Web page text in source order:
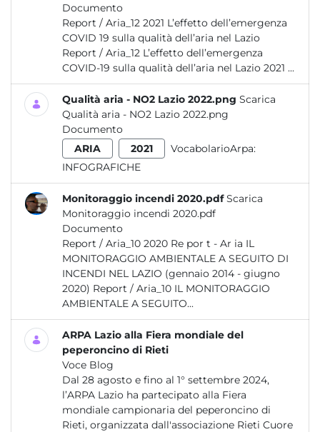
Documento
Report / Aria_12 2021 L’effetto dell’emergenza
COVID 19 sulla qualità dell’aria nel Lazio
Report / Aria_12 L’effetto dell’emergenza
COVID-19 sulla qualità dell’aria nel Lazio 2021 ...
Qualità aria - NO2 Lazio 2022.png Scarica
Qualità aria - NO2 Lazio 2022.png
Documento
ARIA
2021
VocabolarioArpa:
INFOGRAFICHE
Monitoraggio incendi 2020.pdf Scarica
Monitoraggio incendi 2020.pdf
Documento
Report / Aria_10 2020 Re por t - Ar ia IL
MONITORAGGIO AMBIENTALE A SEGUITO DI
INCENDI NEL LAZIO (gennaio 2014 - giugno
2020) Report / Aria_10 IL MONITORAGGIO
AMBIENTALE A SEGUITO...
ARPA Lazio alla Fiera mondiale del
peperoncino di Rieti
Voce Blog
Dal 28 agosto e fino al 1° settembre 2024,
l’ARPA Lazio ha partecipato alla Fiera
mondiale campionaria del peperoncino di
Rieti, organizzata dall'associazione Rieti Cuore